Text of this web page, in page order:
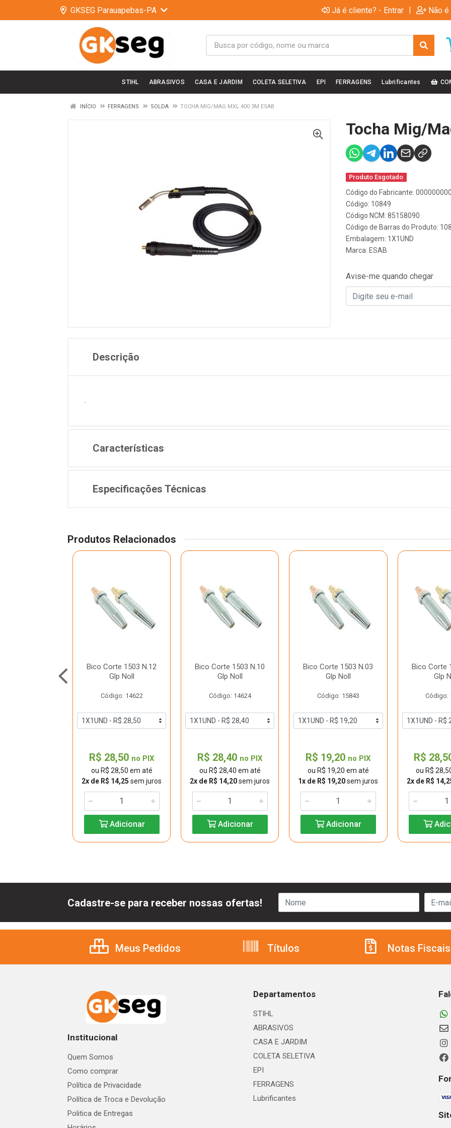
GKSEG Parauapebas-PA Já é cliente? - Entrar | Não
STIHL ABRASIVOS CASA E JARDIM COLETA SELETIVA EPI FERRAGENS Lubrificantes
INÍCIO FERRAGENS SOLDA TOCHA MIG/MAG MXL 400 3M ESAB
Tocha Mig/
Produto Esgotado
Código do Fabricante:
Código: 10849
Código NCM: 85158090
Código de Barras do Produto:
Embalagem: 1X1UND
Marca: ESAB
Avise-me quando chegar
Descrição
.
Características
Especificações Técnicas
Produtos Relacionados
Bico Corte 1503 N.12
Glp Noll
Código: 14622
R$ 28,50 no PIX
ou R$ 28,50 em até
2x de R$ 14,25 sem juros
Adicionar
Bico Corte 1503 N.10
Glp Noll
Código: 14624
R$ 28,40 no PIX
ou R$ 28,40 em até
2x de R$ 14,20sem juros
Adicionar
Bico Corte 1503 N.03
Glp Noll
Código: 15843
R$ 19,20 no PIX
ou R$ 19,20 em até
1x de R$ 19,20sem juros
Adicionar
Bico Corte
Glp
Código:
R$
ou R$
2x de R$
Cadastre-se para receber nossas ofertas!
Meus Pedidos Títulos Notas Fiscais
Institucional
Quem Somos
Como comprar
Política de Privacidade
Política de Troca e Devolução
Politica de Entregas
Departamentos
STIHL
ABRASIVOS
CASA E JARDIM
COLETA SELETIVA
EPI
FERRAGENS
Lubrificantes